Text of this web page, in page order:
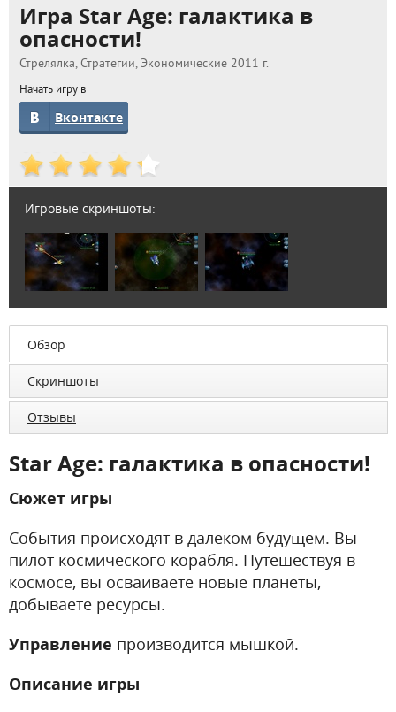
Игра Star Age: галактика в
опасности!
Стрелялка, Стратегии, Экономические 2011 г.
Начать игру в
Вконтакте
Игровые скриншоты:
Обзор
Скриншоты
Отзывы
Star Age: галактика в опасности!
Сюжет игры
События происходят в далеком будущем. Вы -
пилот космического корабля. Путешествуя в
космосе, вы осваиваете новые планеты,
добываете ресурсы.
Управление производится мышкой.
Описание игры